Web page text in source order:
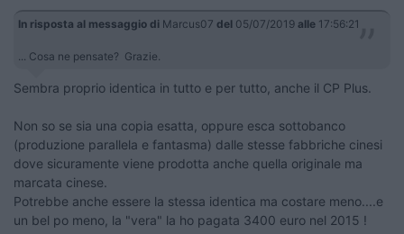
In risposta al messaggio di Marcus07 del 05/07/2019 alle 17:56:21
... Cosa ne pensate? Grazie.
Sembra proprio identica in tutto e per tutto, anche il CP Plus.
Non so se sia una copia esatta, oppure esca sottobanco
(produzione parallela e fantasma) dalle stesse fabbriche cinesi
dove sicuramente viene prodotta anche quella originale ma
marcata cinese.
Potrebbe anche essere la stessa identica ma costare meno....e
un bel po meno, la "vera" la ho pagata 3400 euro nel 2015 !